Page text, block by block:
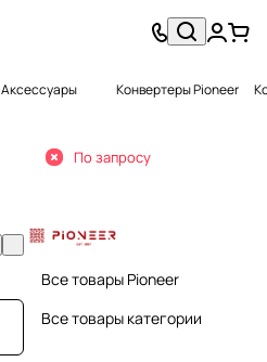
Аксессуары Конвертеры Pioneer
По запросу
Все товары Pioneer
Все товары категории